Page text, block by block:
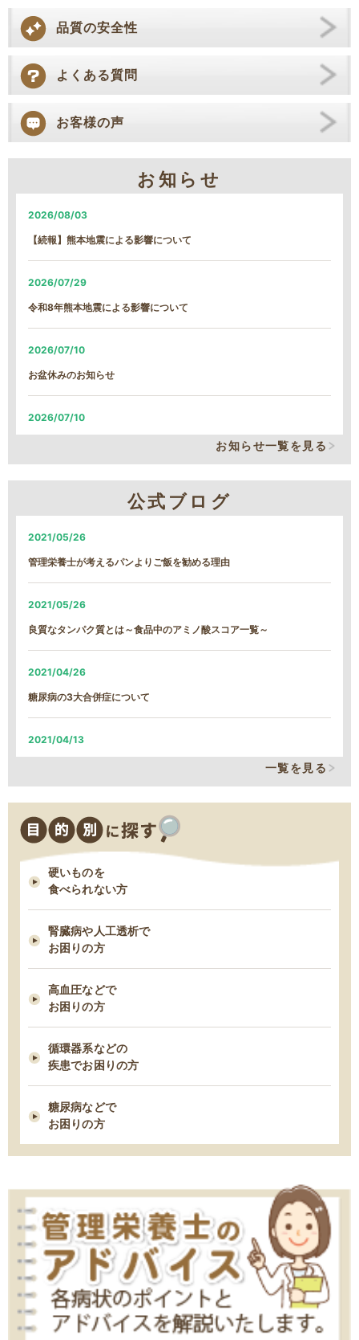
品質の安全性
よくある質問
お客様の声
お知らせ
2026/08/03
【続報】熊本地震による影響について
2026/07/29
令和8年熊本地震による影響について
2026/07/10
お盆休みのお知らせ
2026/07/10
システム改修による、臨時の営業時間短縮について
システム改修による、臨時の営業時間短縮について
2025/12/09
2025/11/18
11/18 臨時休業のお知らせ
お知らせ一覧を見る
公式ブログ
2021/05/26
管理栄養士が考えるパンよりご飯を勧める理由
2021/05/26
良質なタンパク質とは～食品中のアミノ酸スコア一覧～
2021/04/26
糖尿病の3大合併症について
2021/04/13
減塩表示の落とし穴！その表示、本当に減塩？
2021/03/24
脂質制限中にお勧め！低脂肪・高タンパクな“魚”６つ
2021/03/03
早期の脂肪肝は改善できる！すぐ始めるべき５つの食事管理
2021/02/23
ー
糖尿病性腎症を進行させないための食事療法
胆石症になりやすい人の７つの習慣・特徴
一覧を見る
硬いものを
食べられない方
腎臓病や人工透析で
お困りの方
高血圧などで
お困りの方
循環器系などの
疾患でお困りの方
糖尿病などで
お困りの方